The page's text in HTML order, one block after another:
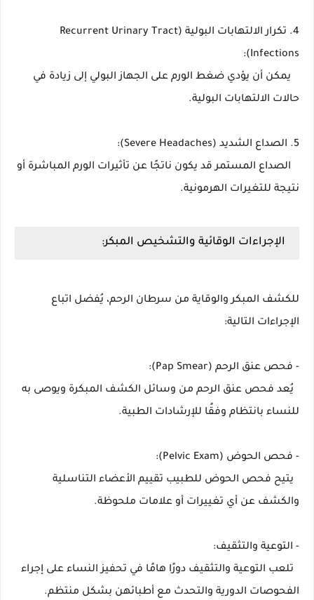
4. تكرار الالتهابات البولية (Recurrent Urinary Tract
Infections):
يمكن أن يؤدي ضغط الورم على الجهاز البولي إلى زيادة في
حالات الالتهابات البولية.
5. الصداع الشديد (Severe Headaches):
الصداع المستمر قد يكون ناتجًا عن تأثيرات الورم المباشرة أو
نتيجة للتغيرات الهرمونية.
الإجراءات الوقائية والتشخيص المبكر:
للكشف المبكر والوقاية من سرطان الرحم، يُفضل اتباع
الإجراءات التالية:
- فحص عنق الرحم (Pap Smear):
يُعد فحص عنق الرحم من وسائل الكشف المبكرة ويوصى به
للنساء بانتظام وفقًا للإرشادات الطبية.
- فحص الحوض (Pelvic Exam):
يتيح فحص الحوض للطبيب تقييم الأعضاء التناسلية
والكشف عن أي تغييرات أو علامات ملحوظة.
- التوعية والتثقيف:
تلعب التوعية والتثقيف دورًا هامًا في تحفيز النساء على إجراء
الفحوصات الدورية والتحدث مع أطبائهن بشكل منتظم.